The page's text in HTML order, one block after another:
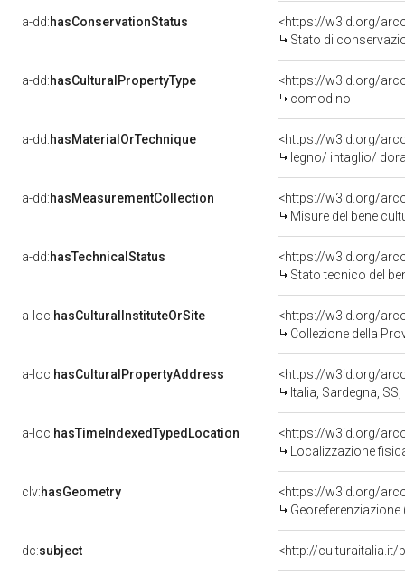
a-dd:hasConservationStatus
<https://w3id.org/
Stato di
a-dd:hasCulturalPropertyType
<https://w3id.org/
comodino
a-dd:hasMaterialOrTechnique
<https://w3id.org/
legno/ intaglio/
a-dd:hasMeasurementCollection
<https://w3id.org/
Misure del bene
a-dd:hasTechnicalStatus
<https://w3id.org/
Stato tecnico del
a-loc:hasCulturalInstituteOrSite
<https://w3id.org/
Collezione della
a-loc:hasCulturalPropertyAddress
<https://w3id.org/
Italia, Sardegna,
a-loc:hasTimeIndexedTypedLocation
<https://w3id.org/
Localizzazione
clv:hasGeometry
<https://w3id.org/
dc:subject <http://culturaitalia.it/